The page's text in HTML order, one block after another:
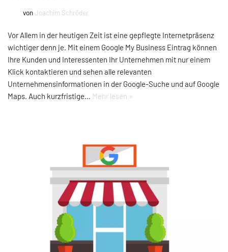
von Joachim Schröder
Vor Allem in der heutigen Zeit ist eine gepflegte Internetpräsenz
wichtiger denn je. Mit einem Google My Business Eintrag können
Ihre Kunden und Interessenten Ihr Unternehmen mit nur einem
Klick kontaktieren und sehen alle relevanten
Unternehmensinformationen in der Google-Suche und auf Google
Maps. Auch kurzfristige…
Mehr lesen »